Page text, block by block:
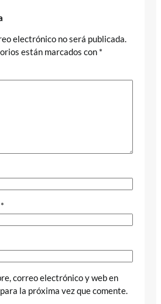
electrónico no será publicada.
están marcados con *
*
correo electrónico y web en
la próxima vez que comente.